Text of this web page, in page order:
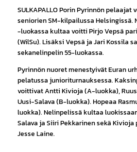
SULKAPALLO Porin Pyrinnön
seniorien SM-kilpailussa Helsingissä.
-luokassa kultaa voitti Pirjo Vepsä
(WilSu). Lisäksi Vepsä ja Jari Kossila
sekanelinpelin 55-luokassa.
Pyrinnön nuoret menestyivät Euran
pelatussa junioriturnauksessa.
voittivat Antti Kivioja (A-luokka),
Uusi-Salava (B-luokka). Hopeaa
luokka). Nelinpelissä kultaa
Salava ja Siiri Pekkarinen sekä Kivioja
Jesse Laine.